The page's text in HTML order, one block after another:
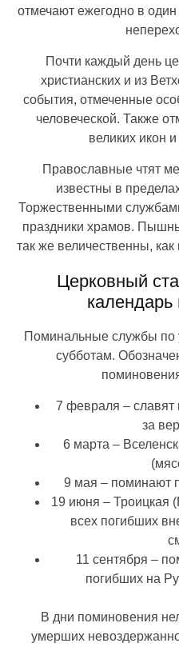
отмечают ежегодно в
Почти каждый день
христианских и из
события, отмеченные
человеческой. Также
великих икон
Православные чтят
известны в
Торжественными
праздники храмов.
так же величественны,
Церковный
календарь
Поминальные службы
субботам.
7 февраля – славят
за
6 марта –
9 мая – поминают
19 июня – Троицкая
всех погибших
11 сентября –
погибших на
В дни поминовения
умерших